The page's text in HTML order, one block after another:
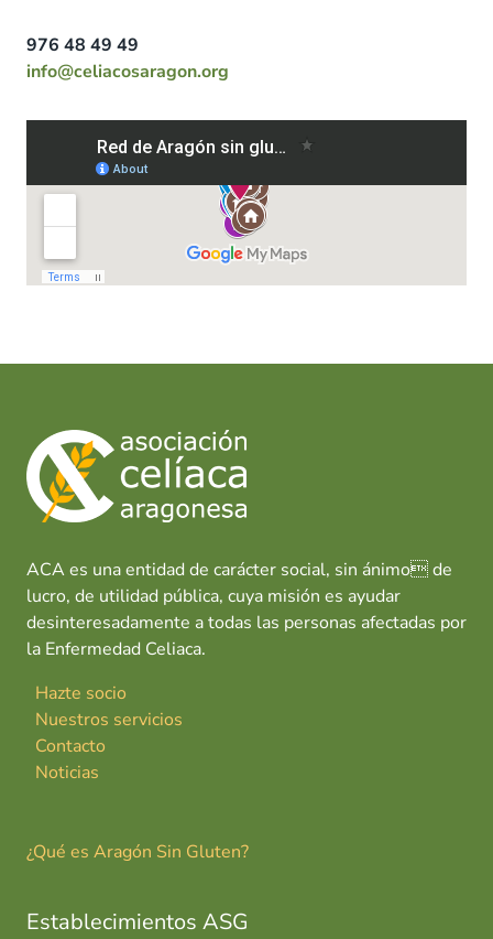
976 48 49 49
info@celiacosaragon.org
ACA es una entidad de carácter social, sin ánimo de
lucro, de utilidad pública, cuya misión es ayudar
desinteresadamente a todas las personas afectadas por
la Enfermedad Celiaca.
Hazte socio
Nuestros servicios
Contacto
Noticias
¿Qué es Aragón Sin Gluten?
Establecimientos ASG